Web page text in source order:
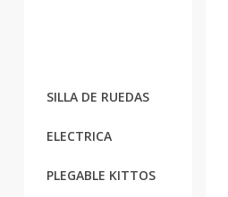
SILLA DE RUEDAS
ELECTRICA
PLEGABLE KITTOS